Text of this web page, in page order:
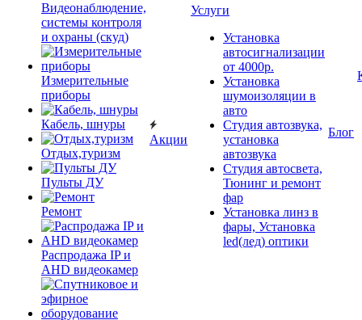
Видеонаблюдение,
системы контроля
и охраны (скуд)
Измерительные
приборы
Кабель, шнуры
Отдых,туризм
Пульты ДУ
Ремонт
Распродажа IP и
AHD видеокамер
Акции
Услуги
Установка
автосигнализации
от 4000р.
Установка
шумоизоляции в
авто
Студия автозвука,
установка
автозвука
Студия автосвета,
Тюнинг и ремонт
фар
Установка линз в
фары, Установка
led(лед) оптики
Блог